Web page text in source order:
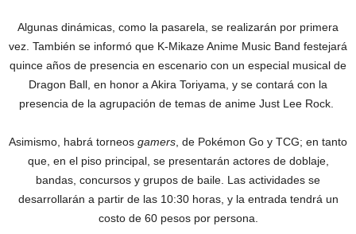
Algunas dinámicas, como la pasarela, se realizarán por primera
vez. También se informó que K-Mikaze Anime Music Band festejará
quince años de presencia en escenario con un especial musical de
Dragon Ball, en honor a Akira Toriyama, y se contará con la
presencia de la agrupación de temas de anime Just Lee Rock.
Asimismo, habrá torneos gamers , de Pokémon Go y TCG; en tanto
que, en el piso principal, se presentarán actores de doblaje,
bandas, concursos y grupos de baile. Las actividades se
desarrollarán a partir de las 10:30 horas, y la entrada tendrá un
costo de 60 pesos por persona.